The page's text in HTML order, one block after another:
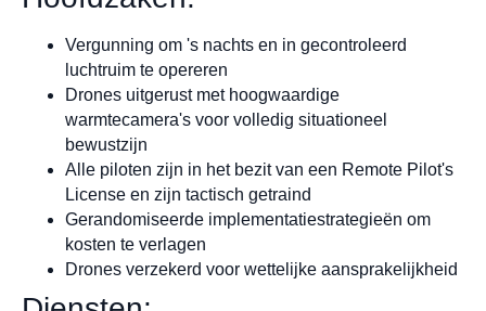
Vergunning om 's nachts en in gecontroleerd
luchtruim te opereren
Drones uitgerust met hoogwaardige
warmtecamera's voor volledig situationeel
bewustzijn
Alle piloten zijn in het bezit van een Remote Pilot's
License en zijn tactisch getraind
Gerandomiseerde implementatiestrategieën om
kosten te verlagen
Drones verzekerd voor wettelijke aansprakelijkheid